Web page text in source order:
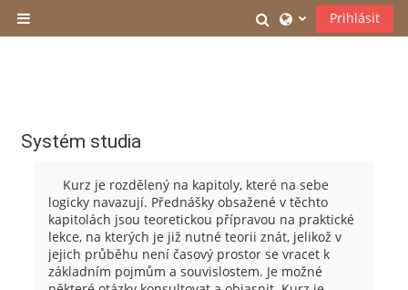
Boční panel
PřepnoutPrihlásit
Systém studia
Kurz je rozdělený na kapitoly, které na sebe
logicky navazují. Přednášky obsažené v těchto
kapitolách jsou teoretickou přípravou na praktické
lekce, na kterých je již nutné teorii znát, jelikož v
jejich průběhu není časový prostor se vracet k
základním pojmům a souvislostem. Je možné